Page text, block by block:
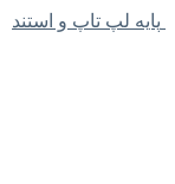
پایه لپ تاپ و استند